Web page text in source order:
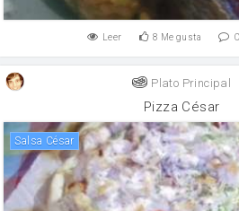
Leer 8 Me gusta
Plato Principal
Pizza César
Salsa César